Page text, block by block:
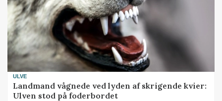
ULVE
Landmand vågnede ved lyden af skrigende kvier:
Ulven stod på foderbordet